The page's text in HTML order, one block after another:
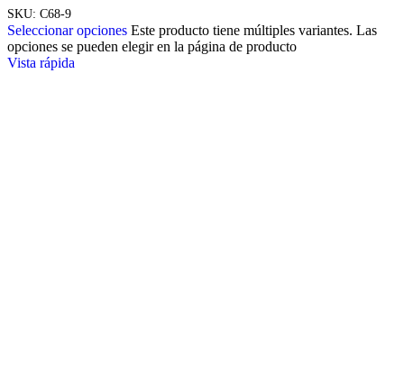
SKU: C68-9
Seleccionar opciones Este producto tiene múltiples variantes. Las
opciones se pueden elegir en la página de producto
Vista rápida